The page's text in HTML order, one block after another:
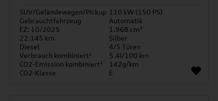
SUV/Geländewagen/Pickup 110 kW (150 PS)
Gebrauchtfahrzeug
Automatik
EZ: 10/2025
1.968 cm³
22.145 km
Silber
Diesel
4/5 Türen
Verbrauch kombiniert¹
5.4l/100 km
CO2-Emission kombiniert¹
142g/km
CO2-Klasse
E